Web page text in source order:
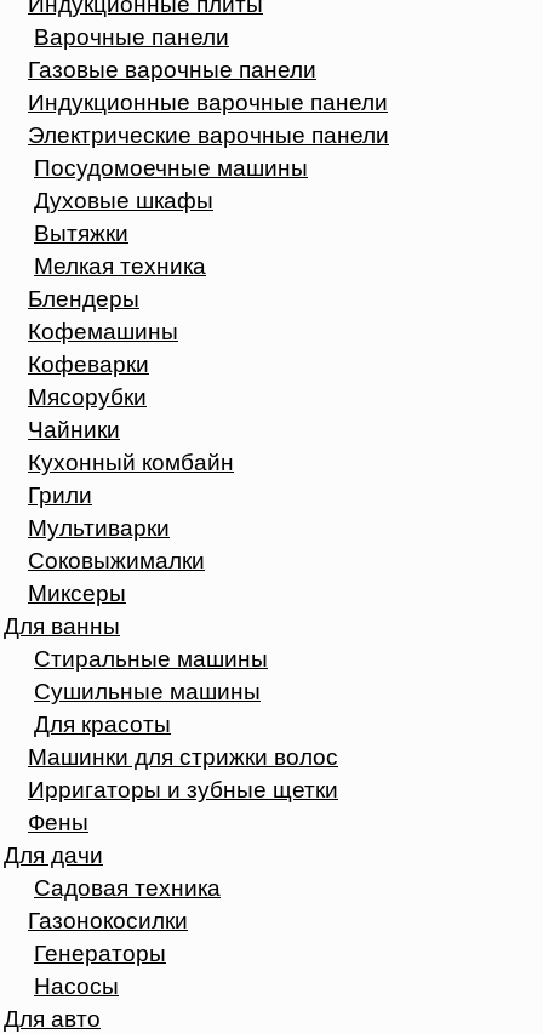
Варочные панели
Газовые варочные панели
Индукционные варочные панели
Электрические варочные панели
Посудомоечные машины
Духовые шкафы
Вытяжки
Мелкая техника
Блендеры
Кофемашины
Кофеварки
Мясорубки
Чайники
Кухонный комбайн
Грили
Мультиварки
Соковыжималки
Миксеры
Для ванны
Стиральные машины
Сушильные машины
Для красоты
Машинки для стрижки волос
Ирригаторы и зубные щетки
Фены
Для дачи
Садовая техника
Газонокосилки
Генераторы
Насосы
Для авто